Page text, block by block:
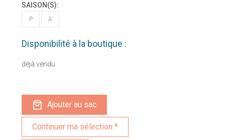
SAISON(S):
P A
Disponibilité à la boutique :
déjà vendu
Ajouter au sac